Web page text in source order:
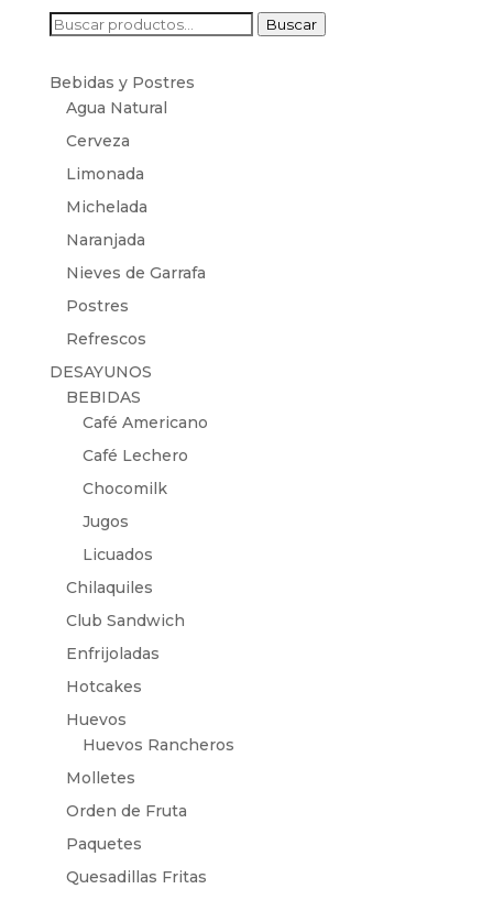
Buscar
Buscar
Bebidas y Postres
Agua Natural
Cerveza
Limonada
Michelada
Naranjada
Nieves de Garrafa
Postres
Refrescos
DESAYUNOS
BEBIDAS
Café Americano
Café Lechero
Chocomilk
Jugos
Licuados
Chilaquiles
Club Sandwich
Enfrijoladas
Hotcakes
Huevos
Huevos Rancheros
Molletes
Orden de Fruta
Paquetes
Quesadillas Fritas